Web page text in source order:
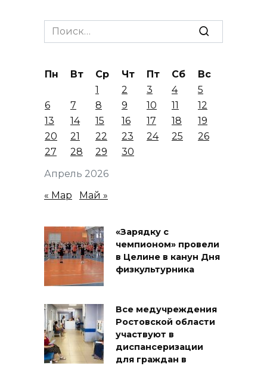
Search
for:
Апрель 2026
Пн Вт Ср Чт Пт Сб
Вс
1
2 3 4
5
6
7 8 9 10 11
12
13
14 15 16 17 18
19
20
21 22 23 24 25
26
27
28 29 30
« Мар Май »
«Зарядку с
чемпионом» провели
в Целине в канун Дня
физкультурника
Все медучреждения
Ростовской области
участвуют в
диспансеризации
для граждан в